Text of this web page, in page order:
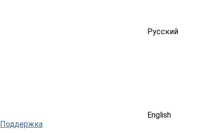
Русский
English
Поддержка